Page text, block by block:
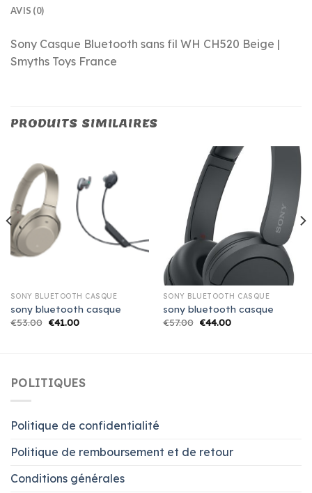
AVIS (0)
Sony Casque Bluetooth sans fil WH CH520 Beige |
Smyths Toys France
PRODUITS SIMILAIRES
SONY BLUETOOTH CASQUE
sony bluetooth casque
€53.00 €41.00
SONY BLUETOOTH CASQUE
sony bluetooth casque
€57.00 €44.00
POLITIQUES
Politique de confidentialité
Politique de remboursement et de retour
Conditions générales